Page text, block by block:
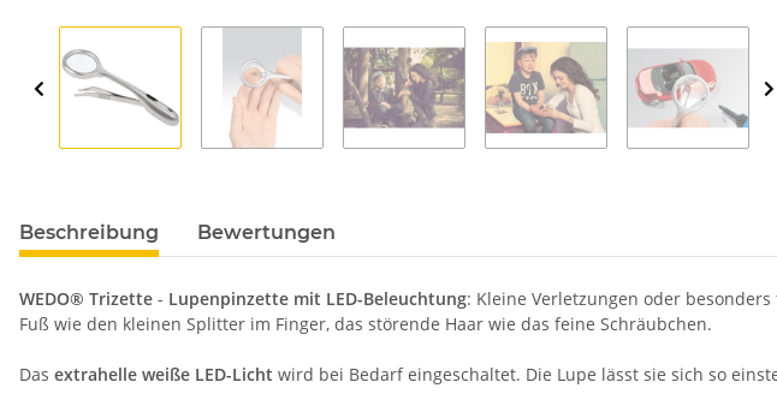
Beschreibung Bewertungen
WEDO® Trizette - Lupenpinzette mit LED-Beleuchtung: Kleine Verletzungen oder
Fuß wie den kleinen Splitter im Finger, das störende Haar wie das feine Schräubchen.
Das extrahelle weiße LED-Licht wird bei Bedarf eingeschaltet. Die Lupe lässt sie sich so